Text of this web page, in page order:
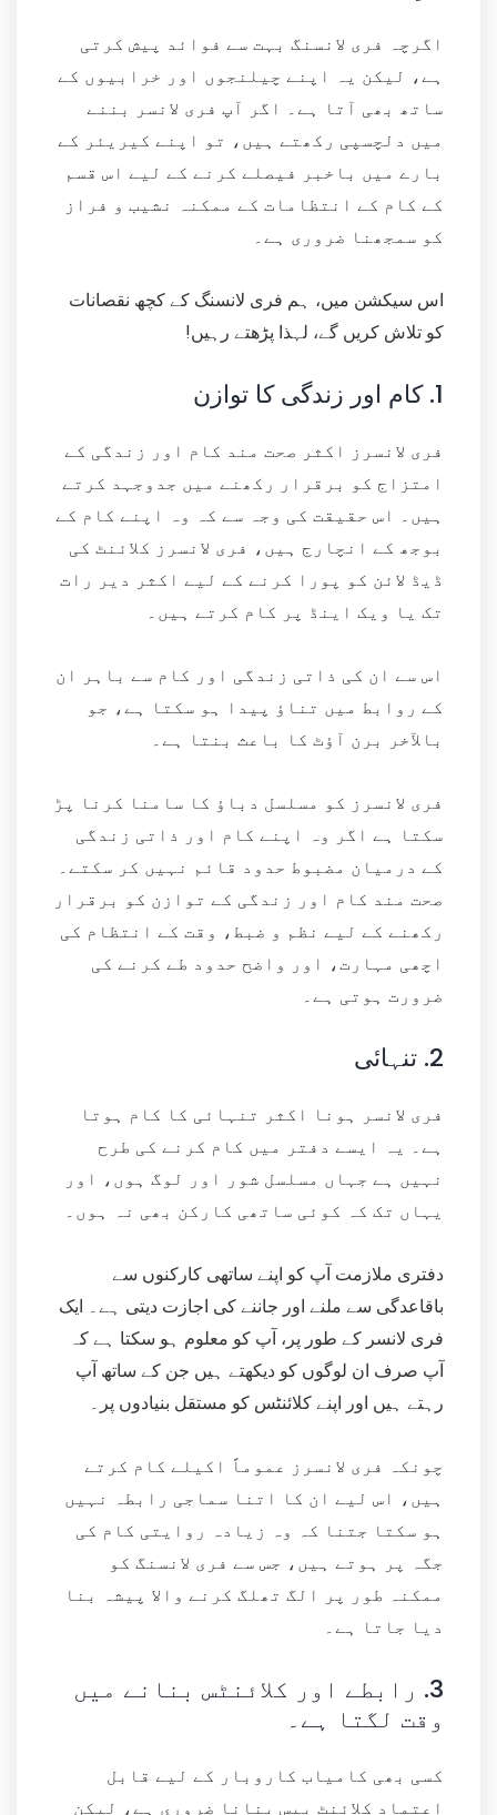
اگرچہ فری لانسنگ بہت سے فوائد پیش کرتی
ہے، لیکن یہ اپنے چیلنجوں اور خرابیوں کے
ساتھ بھی آتا ہے۔ اگر آپ فری لانسر بننے
میں دلچسپی رکھتے ہیں، تو اپنے کیریئر کے
بارے میں باخبر فیصلے کرنے کے لیے اس قسم
کے کام کے انتظامات کے ممکنہ نشیب و فراز
کو سمجھنا ضروری ہے۔
اس سیکشن میں، ہم فری لانسنگ کے کچھ نقصانات
کو تلاش کریں گے، لہذا پڑھتے رہیں!
1. کام اور زندگی کا توازن
فری لانسرز اکثر صحت مند کام اور زندگی کے
امتزاج کو برقرار رکھنے میں جدوجہد کرتے
ہیں۔ اس حقیقت کی وجہ سے کہ وہ اپنے کام کے
بوجھ کے انچارج ہیں، فری لانسرز کلائنٹ کی
ڈیڈ لائن کو پورا کرنے کے لیے اکثر دیر رات
تک یا ویک اینڈ پر کام کرتے ہیں۔
اس سے ان کی ذاتی زندگی اور کام سے باہر ان
کے روابط میں تناؤ پیدا ہو سکتا ہے، جو
بالآخر برن آؤٹ کا باعث بنتا ہے۔
فری لانسرز کو مسلسل دباؤ کا سامنا کرنا پڑ
سکتا ہے اگر وہ اپنے کام اور ذاتی زندگی
کے درمیان مضبوط حدود قائم نہیں کر سکتے۔
صحت مند کام اور زندگی کے توازن کو برقرار
رکھنے کے لیے نظم و ضبط، وقت کے انتظام کی
اچھی مہارت، اور واضح حدود طے کرنے کی
ضرورت ہوتی ہے۔
2. تنہائی
فری لانسر ہونا اکثر تنہائی کا کام ہوتا
ہے۔ یہ ایسے دفتر میں کام کرنے کی طرح
نہیں ہے جہاں مسلسل شور اور لوگ ہوں، اور
یہاں تک کہ کوئی ساتھی کارکن بھی نہ ہوں۔
دفتری ملازمت آپ کو اپنے ساتھی کارکنوں سے
باقاعدگی سے ملنے اور جاننے کی اجازت دیتی ہے۔ ایک
فری لانسر کے طور پر، آپ کو معلوم ہو سکتا ہے کہ
آپ صرف ان لوگوں کو دیکھتے ہیں جن کے ساتھ آپ
رہتے ہیں اور اپنے کلائنٹس کو مستقل بنیادوں پر۔
چونکہ فری لانسرز عموماً اکیلے کام کرتے
ہیں، اس لیے ان کا اتنا سماجی رابطہ نہیں
ہو سکتا جتنا کہ وہ زیادہ روایتی کام کی
جگہ پر ہوتے ہیں، جس سے فری لانسنگ کو
ممکنہ طور پر الگ تھلگ کرنے والا پیشہ بنا
دیا جاتا ہے۔
3. رابطے اور کلائنٹس بنانے میں
وقت لگتا ہے۔
کسی بھی کامیاب کاروبار کے لیے قابل
اعتماد کلائنٹ بیس بنانا ضروری ہے، لیکن